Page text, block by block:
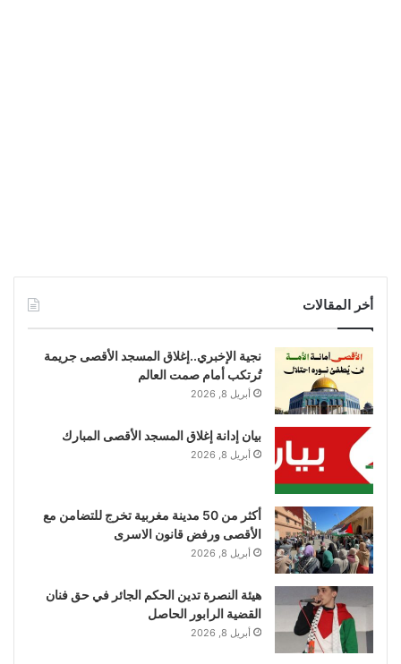
أخر المقالات
نجية الإخبري..إغلاق المسجد الأقصى جريمة
تُرتكب أمام صمت العالم
أبريل 8, 2026
بيان إدانة إغلاق المسجد الأقصى المبارك
أبريل 8, 2026
أكثر من 50 مدينة مغربية تخرج للتضامن مع
الأقصى ورفض قانون الاسرى
أبريل 8, 2026
هيئة النصرة تدين الحكم الجائر في حق فنان
القضية الرابور الحاصل
أبريل 8, 2026